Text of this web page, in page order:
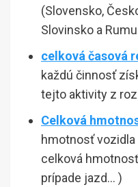
(Slovensko,
Slovinsko a
celková časová
každú činnosť
tejto aktivity z
Celková
hmotnosť
celková
prípade jazd… )